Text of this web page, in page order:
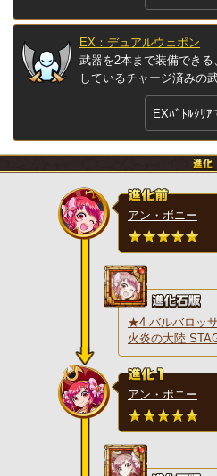
EX：デュアルウェポン
武器を2本まで装備でき
しているチャージ済みの
EXﾊﾞﾄﾙｸﾘｱ
アン・ボニー
★4 バルバロッ
火炎の大陸
アン・ボニー